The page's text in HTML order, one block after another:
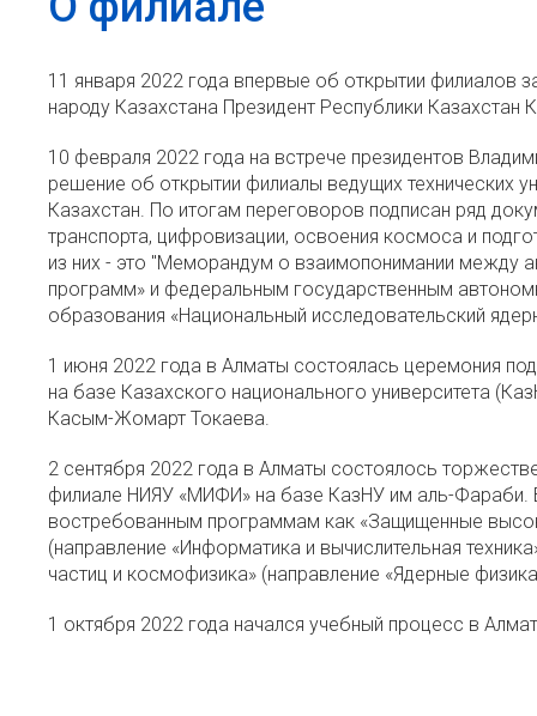
11 января 2022 года впервые об открытии филиалов
народу Казахстана Президент Республики
10 февраля 2022 года на встрече президентов
решение об открытии филиалы ведущих технических
Казахстан. По итогам переговоров подписан ряд
транспорта, цифровизации, освоения космоса и
из них - это "Меморандум о взаимопонимании
программ» и федеральным государственным
образования «Национальный исследовательский
1 июня 2022 года в Алматы состоялась церемония
на базе Казахского национального университета
Касым-Жомарт Токаева.
2 сентября 2022 года в Алматы состоялось
филиале НИЯУ «МИФИ» на базе КазНУ им аль-Фараби.
востребованным программам как «Защищенные
(направление «Информатика и вычислительная
частиц и космофизика» (направление «Ядерные
1 октября 2022 года начался учебный процесс в